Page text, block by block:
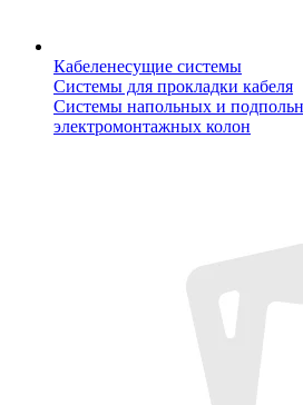
Кабеленесущие системы
Системы для прокладки кабеля
Системы напольных и
электромонтажных колон